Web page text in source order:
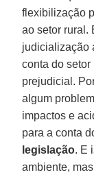
flexibilização
ao setor rural.
judicialização
conta do
prejudicial.
algum
impactos e
para a conta
legislação. E
ambiente,